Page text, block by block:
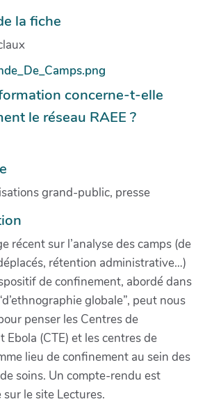
la fiche
concerne-t-elle
le réseau RAEE ?
grand-public, presse
récent sur l’analyse des camps (de
rétention administrative…)
de confinement, abordé dans
globale”, peut nous
penser les Centres de
Ebola (CTE) et les centres de
lieu de confinement au sein des
soins. Un compte-rendu est
sur le site Lectures.